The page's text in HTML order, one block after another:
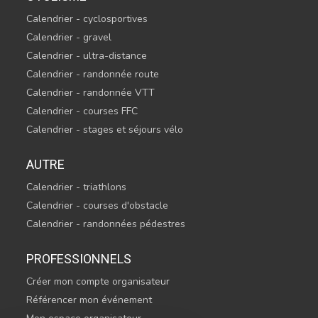
Calendrier - cyclosportives
Calendrier - gravel
Calendrier - ultra-distance
Calendrier - randonnée route
Calendrier - randonnée VTT
Calendrier - courses FFC
Calendrier - stages et séjours vélo
AUTRE
Calendrier - triathlons
Calendrier - courses d'obstacle
Calendrier - randonnées pédestres
PROFESSIONNELS
Créer mon compte organisateur
Référencer mon événement